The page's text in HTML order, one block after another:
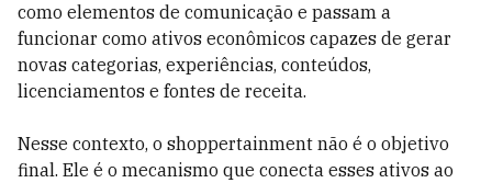
como elementos de comunicação e passam a
funcionar como ativos econômicos capazes de gerar
novas categorias, experiências, conteúdos,
licenciamentos e fontes de receita.
Nesse contexto, o shoppertainment não é o objetivo
final. Ele é o mecanismo que conecta esses ativos ao